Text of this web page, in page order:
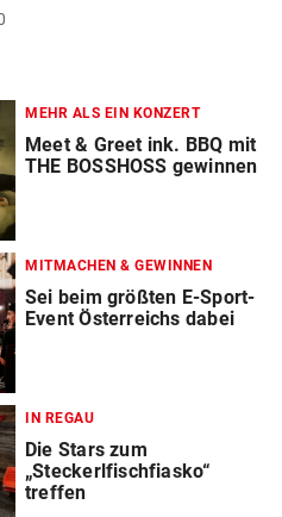
MEHR ALS EIN KONZERT
Meet & Greet ink. BBQ mit
THE BOSSHOSS gewinnen
MITMACHEN & GEWINNEN
Sei beim größten E-Sport-
Event Österreichs dabei
IN REGAU
Die Stars zum
„Steckerlfischfiasko“
treffen